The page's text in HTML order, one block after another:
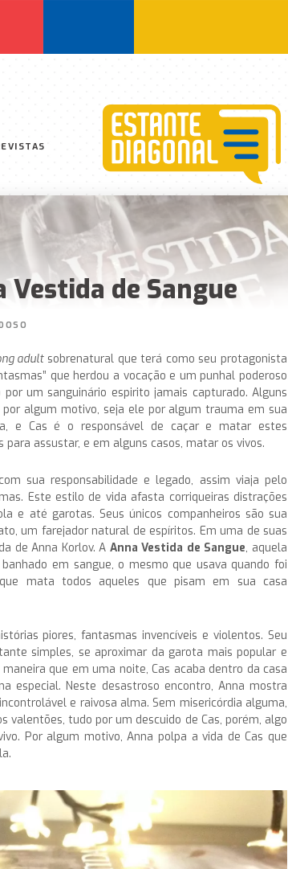
Vestida de Sangue
adultsobrenatural que terá como seu protagonista
que herdou a vocação e um punhal poderoso
um sanguinário espirito jamais capturado. Alguns
algum motivo, seja ele por algum trauma em sua
e Cas é o responsável de caçar e matar estes
assustar, e em alguns casos, matar os vivos.
sua responsabilidade e legado, assim viaja pelo
Este estilo de vida afasta corriqueiras distrações
e até garotas. Seus únicos companheiros são sua
um farejador natural de espíritos. Em uma de suas
de Anna Korlov. A Anna Vestida de Sangue, aquela
em sangue, o mesmo que usava quando foi
mata todos aqueles que pisam em sua casa
piores, fantasmas invencíveis e violentos. Seu
simples, se aproximar da garota mais popular e
que em uma noite, Cas acaba dentro da casa
especial. Neste desastroso encontro, Anna mostra
e raivosa alma. Sem misericórdia alguma,
valentões, tudo por um descuido de Cas, porém, algo
Por algum motivo, Anna polpa a vida de Cas que